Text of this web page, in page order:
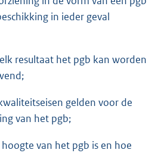
in ieder geval
resultaat het pgb kan worden
gelden voor de
van het pgb;
van het pgb is en hoe